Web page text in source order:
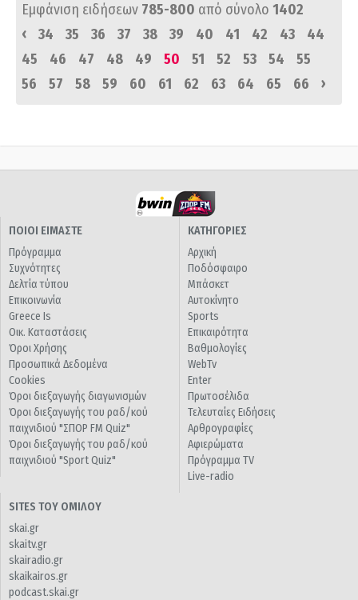
Εμφάνιση ειδήσεων 785-800 από σύνολο 1402
‹
34 35 36 37 38 39 40 41 42 43
44
45
46 47 48 49 50 51 52 53 54
55
56
57 58 59 60 61 62 63 64 65 66 ›
ΠΟΙΟΙ ΕΙΜΑΣΤΕ
Πρόγραμμα
Συχνότητες
Δελτία τύπου
Επικοινωνία
Greece Is
Οικ. Καταστάσεις
Όροι Χρήσης
Προσωπικά Δεδομένα
Cookies
Όροι διεξαγωγής διαγωνισμών
Όροι διεξαγωγής του ραδ/κού
παιχνιδιού "ΣΠΟΡ FM Quiz"
Όροι διεξαγωγής του ραδ/κού
παιχνιδιού "Sport Quiz"
ΚΑΤΗΓΟΡΙΕΣ
Αρχική
Ποδόσφαιρο
Μπάσκετ
Αυτοκίνητο
Sports
Επικαιρότητα
Βαθμολογίες
WebTv
Enter
Πρωτοσέλιδα
Τελευταίες Ειδήσεις
Αρθρογραφίες
Αφιερώματα
Πρόγραμμα TV
Live-radio
SITES ΤΟΥ ΟΜΙΛΟΥ
skai.gr
skaitv.gr
skairadio.gr
skaikairos.gr
podcast.skai.gr